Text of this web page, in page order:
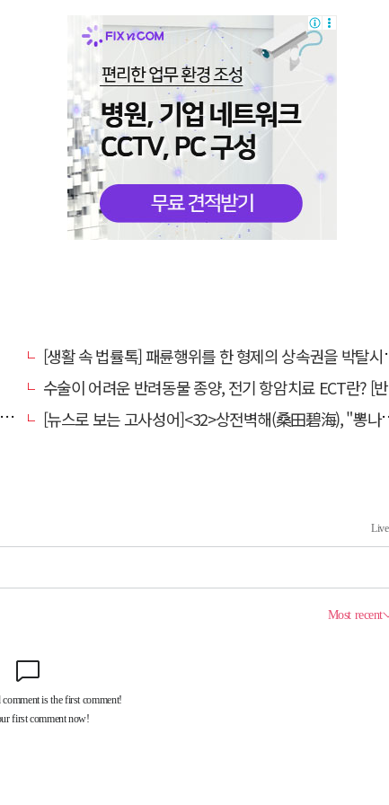
[생활 속 법률톡] 패륜행위를 한 형제의 상속권을 박탈시킬 수 있을까요
수술이 어려운 반려동물 종양, 전기 항암치료 ECT란? [반려동물 건강톡톡]
[뉴스로 보는 고사성어]<32>상전벽해(桑田碧海), "뽕나무밭이 푸른 바다가 되었다."